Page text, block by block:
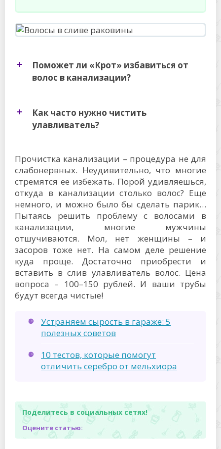
Поможет ли «Крот» избавиться от
волос в канализации?
Как часто нужно чистить
улавливатель?
Прочистка канализации – процедура не для
слабонервных. Неудивительно, что многие
стремятся ее избежать. Порой удивляешься,
откуда в канализации столько волос? Еще
немного, и можно было бы сделать парик…
Пытаясь решить проблему с волосами в
канализации, многие мужчины
отшучиваются. Мол, нет женщины – и
засоров тоже нет. На самом деле решение
куда проще. Достаточно приобрести и
вставить в слив улавливатель волос. Цена
вопроса – 100–150 рублей. И ваши трубы
будут всегда чистые!
Устраняем сырость в гараже: 5
полезных советов
10 тестов, которые помогут
отличить серебро от мельхиора
Поделитесь в социальных сетях!
Оцените статью: